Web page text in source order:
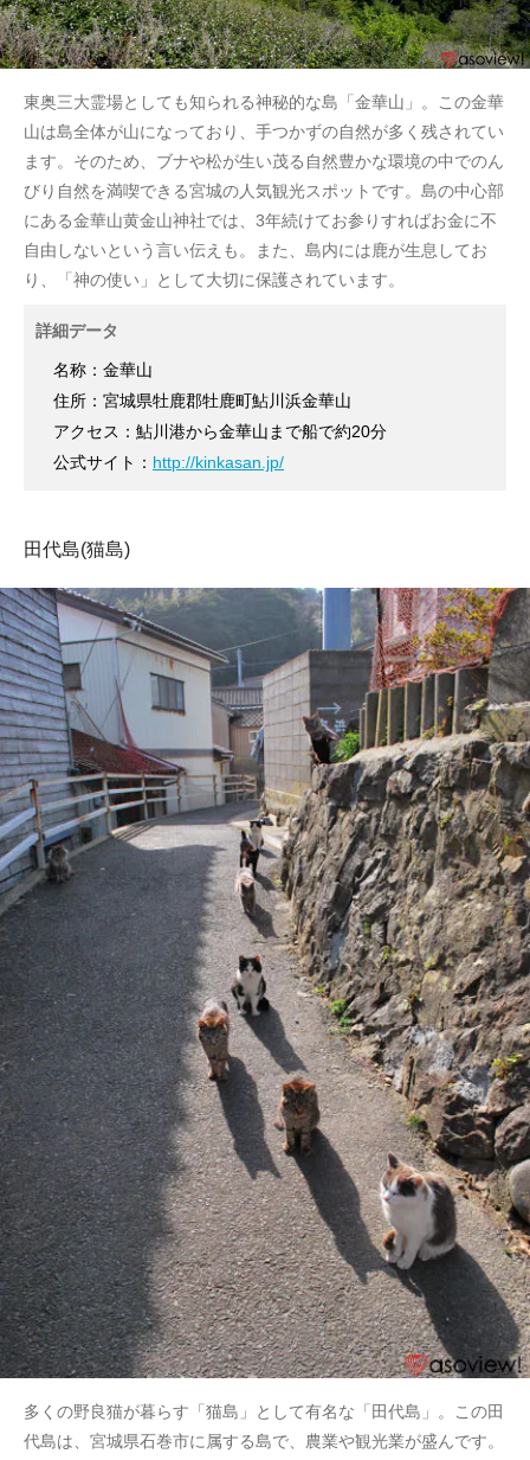
東奥三大霊場としても知られる神秘的な島「金華山」。この金華
山は島全体が山になっており、手つかずの自然が多く残されてい
ます。そのため、ブナや松が生い茂る自然豊かな環境の中でのん
びり自然を満喫できる宮城の人気観光スポットです。島の中心部
にある金華山黄金山神社では、3年続けてお参りすればお金に不
自由しないという言い伝えも。また、島内には鹿が生息してお
り、「神の使い」として大切に保護されています。
詳細データ
名称：金華山
住所：宮城県牡鹿郡牡鹿町鮎川浜金華山
アクセス：鮎川港から金華山まで船で約20分
公式サイト： http://kinkasan.jp/
田代島(猫島)
多くの野良猫が暮らす「猫島」として有名な「田代島」。この田
代島は、宮城県石巻市に属する島で、農業や観光業が盛んです。